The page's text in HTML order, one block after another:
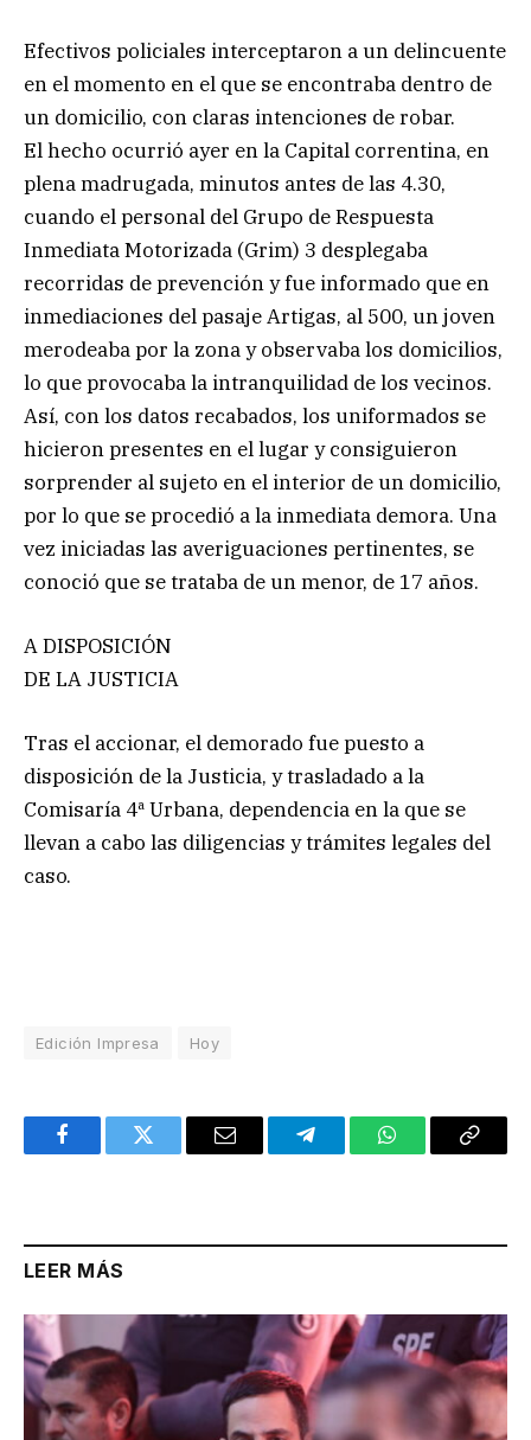
Efectivos policiales interceptaron a un delincuente
en el momento en el que se encontraba dentro de
un domicilio, con claras intenciones de robar.
El hecho ocurrió ayer en la Capital correntina, en
plena madrugada, minutos antes de las 4.30,
cuando el personal del Grupo de Respuesta
Inmediata Motorizada (Grim) 3 desplegaba
recorridas de prevención y fue informado que en
inmediaciones del pasaje Artigas, al 500, un joven
merodeaba por la zona y observaba los domicilios,
lo que provocaba la intranquilidad de los vecinos.
Así, con los datos recabados, los uniformados se
hicieron presentes en el lugar y consiguieron
sorprender al sujeto en el interior de un domicilio,
por lo que se procedió a la inmediata demora. Una
vez iniciadas las averiguaciones pertinentes, se
conoció que se trataba de un menor, de 17 años.
A DISPOSICIÓN
DE LA JUSTICIA
Tras el accionar, el demorado fue puesto a
disposición de la Justicia, y trasladado a la
Comisaría 4ª Urbana, dependencia en la que se
llevan a cabo las diligencias y trámites legales del
caso.
Edición Impresa Hoy
FacebookTwitter Email TelegramWhatsAppCopy
LEER MÁS